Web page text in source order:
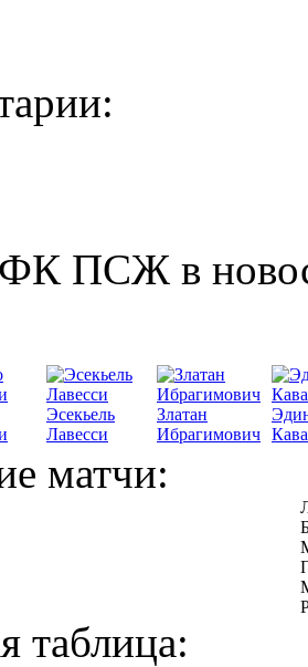
ПСЖ в
Эсекьель
Лавесси
Златан
Ибрагимович
матчи:
таблица: